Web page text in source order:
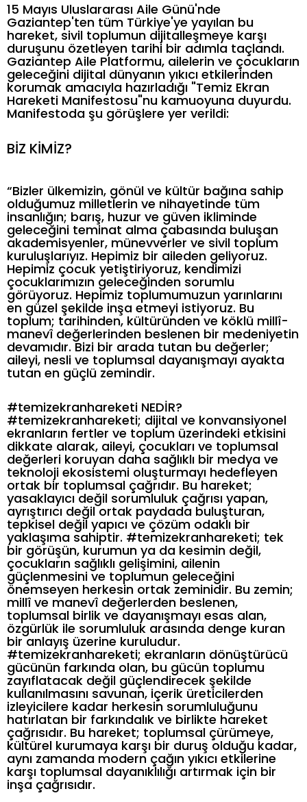
15 Mayıs Uluslararası Aile Günü'nde
Gaziantep'ten tüm Türkiye'ye yayılan bu
hareket, sivil toplumun dijitalleşmeye karşı
duruşunu özetleyen tarihi bir adımla taçlandı.
Gaziantep Aile Platformu, ailelerin ve çocukların
geleceğini dijital dünyanın yıkıcı etkilerinden
korumak amacıyla hazırladığı "Temiz Ekran
Hareketi Manifestosu"nu kamuoyuna duyurdu.
Manifestoda şu görüşlere yer verildi:
BİZ KİMİZ?
“Bizler ülkemizin, gönül ve kültür bağına sahip
olduğumuz milletlerin ve nihayetinde tüm
insanlığın; barış, huzur ve güven ikliminde
geleceğini teminat alma çabasında buluşan
akademisyenler, münevverler ve sivil toplum
kuruluşlarıyız. Hepimiz bir aileden geliyoruz.
Hepimiz çocuk yetiştiriyoruz, kendimizi
çocuklarımızın geleceğinden sorumlu
görüyoruz. Hepimiz toplumumuzun yarınlarını
en güzel şekilde inşa etmeyi istiyoruz. Bu
toplum; tarihinden, kültüründen ve köklü millî-
manevî değerlerinden beslenen bir medeniyetin
devamıdır. Bizi bir arada tutan bu değerler;
aileyi, nesli ve toplumsal dayanışmayı ayakta
tutan en güçlü zemindir.
#temizekranhareketi NEDİR?
#temizekranhareketi; dijital ve konvansiyonel
ekranların fertler ve toplum üzerindeki etkisini
dikkate alarak, aileyi, çocukları ve toplumsal
değerleri koruyan daha sağlıklı bir medya ve
teknoloji ekosistemi oluşturmayı hedefleyen
ortak bir toplumsal çağrıdır. Bu hareket;
yasaklayıcı değil sorumluluk çağrısı yapan,
ayrıştırıcı değil ortak paydada buluşturan,
tepkisel değil yapıcı ve çözüm odaklı bir
yaklaşıma sahiptir. #temizekranhareketi; tek
bir görüşün, kurumun ya da kesimin değil,
çocukların sağlıklı gelişimini, ailenin
güçlenmesini ve toplumun geleceğini
önemseyen herkesin ortak zeminidir. Bu zemin;
millî ve manevî değerlerden beslenen,
toplumsal birlik ve dayanışmayı esas alan,
özgürlük ile sorumluluk arasında denge kuran
bir anlayış üzerine kuruludur.
#temizekranhareketi; ekranların dönüştürücü
gücünün farkında olan, bu gücün toplumu
zayıflatacak değil güçlendirecek şekilde
kullanılmasını savunan, içerik üreticilerden
izleyicilere kadar herkesin sorumluluğunu
hatırlatan bir farkındalık ve birlikte hareket
çağrısıdır. Bu hareket; toplumsal çürümeye,
kültürel kurumaya karşı bir duruş olduğu kadar,
aynı zamanda modern çağın yıkıcı etkilerine
karşı toplumsal dayanıklılığı artırmak için bir
inşa çağrısıdır.